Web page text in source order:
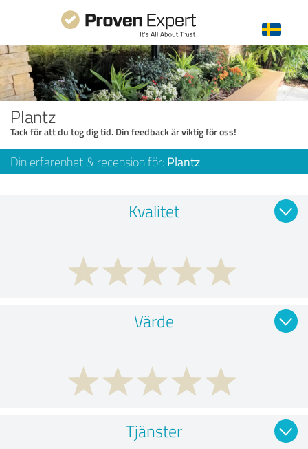
Plantz
Tack för att du tog dig tid. Din feedback är viktig för oss!
Din erfarenhet & recension för: Plantz
Kvalitet
Värde
Tjänster